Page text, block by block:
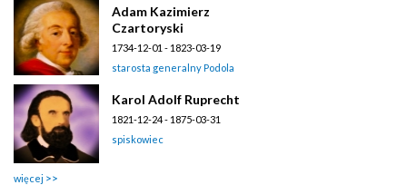
Adam Kazimierz
Czartoryski
1734-12-01 - 1823-03-19
starosta generalny Podola
Karol Adolf Ruprecht
1821-12-24 - 1875-03-31
spiskowiec
więcej